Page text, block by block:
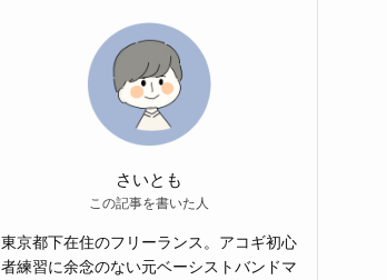
さいとも
この記事を書いた人
東京都下在住のフリーランス。アコギ初心
者練習に余念のない元ベーシストバンドマ